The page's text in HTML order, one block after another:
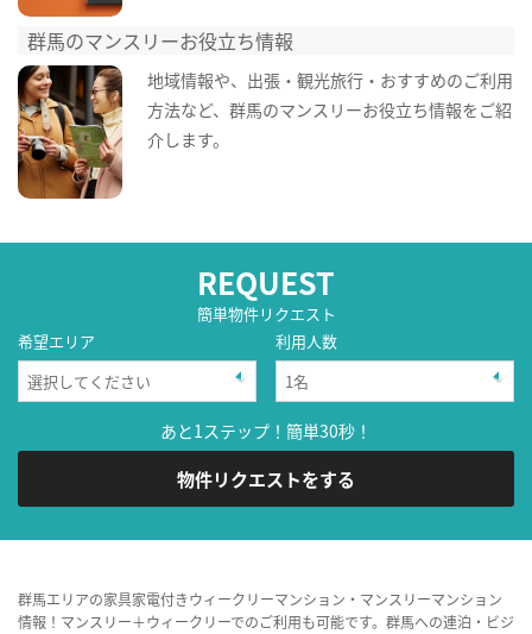
群馬のマンスリーお役立ち情報
地域情報や、出張・観光旅行・おすすめのご利用
方法など、群馬のマンスリーお役立ち情報をご紹
介します。
REQUEST
簡単物件リクエスト
希望エリア
利用人数
あと1ステップ！簡単30秒！
物件リクエストをする
群馬エリアの家具家電付きウィークリーマンション・マンスリーマンション
情報！マンスリー＋ウィークリーでのご利用も可能です。群馬への連泊・ビジ